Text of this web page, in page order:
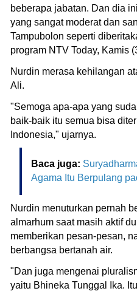
beberapa jabatan. Dan dia
yang sangat moderat dan
Tampubolon seperti
program NTV Today, Kamis
Nurdin merasa kehilangan
Ali.
"Semoga apa-apa yang
baik-baik itu semua bisa
Indonesia," ujarnya.
Baca juga:
Agama Itu Berpulang
Nurdin menuturkan pernah
almarhum saat masih aktif
memberikan pesan-pesan,
berbangsa bertanah air.
"Dan juga mengenai
yaitu Bhineka Tunggal Ika.